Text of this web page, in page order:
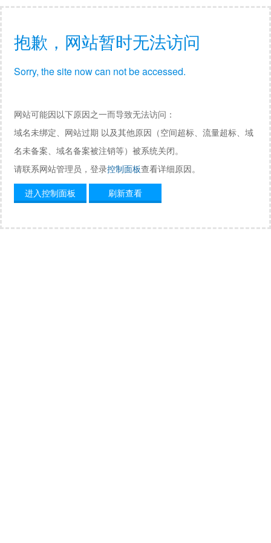
抱歉，网站暂时无法访问
Sorry, the site now can not be accessed.
网站可能因以下原因之一而导致无法访问：
域名未绑定、网站过期 以及其他原因（空间超标、流量超标、域
名未备案、域名备案被注销等）被系统关闭。
请联系网站管理员，登录控制面板查看详细原因。
进入控制面板
刷新查看